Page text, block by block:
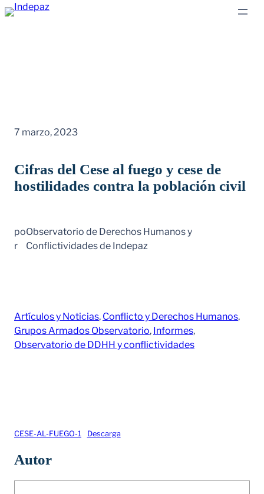
Saltar
7 marzo, 2023
Cifras del Cese al fuego y cese de
hostilidades contra la población civil
po
r
Observatorio de Derechos Humanos y
Conflictividades de Indepaz
Artículos y Noticias, Conflicto y Derechos Humanos
Grupos Armados Observatorio, Informes
Observatorio de DDHH y conflictividades
CESE-AL-FUEGO-1 Descarga
Autor